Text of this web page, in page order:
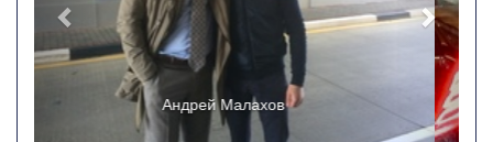
Ricchi e Poveri